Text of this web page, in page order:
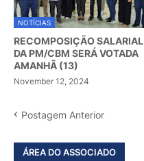
NOTÍCIAS
RECOMPOSIÇÃO SALARIAL
DA PM/CBM SERÁ VOTADA
AMANHÃ (13)
November 12, 2024
Postagem Anterior
ÁREA DO ASSOCIADO